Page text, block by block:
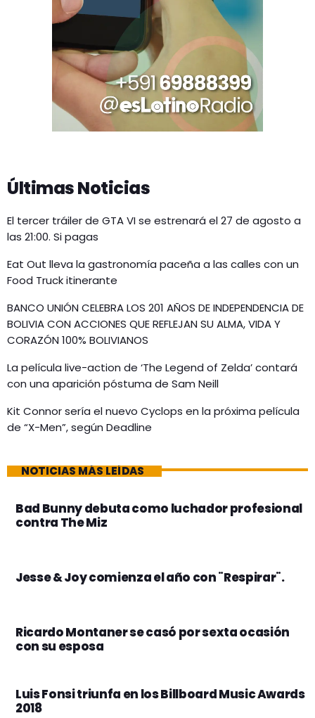
Últimas Noticias
El tercer tráiler de GTA VI se estrenará el 27 de agosto a
las 21:00. Si pagas
Eat Out lleva la gastronomía paceña a las calles con un
Food Truck itinerante
BANCO UNIÓN CELEBRA LOS 201 AÑOS DE INDEPENDENCIA DE
BOLIVIA CON ACCIONES QUE REFLEJAN SU ALMA, VIDA Y
CORAZÓN 100% BOLIVIANOS
La película live-action de ‘The Legend of Zelda’ contará
con una aparición póstuma de Sam Neill
Kit Connor sería el nuevo Cyclops en la próxima película
de “X-Men”, según Deadline
NOTICIAS MÁS LEÍDAS
Bad Bunny debuta como luchador profesional
contra The Miz
Jesse & Joy comienza el año con ¨Respirar¨.
Ricardo Montaner se casó por sexta ocasión
con su esposa
Luis Fonsi triunfa en los Billboard Music Awards
2018